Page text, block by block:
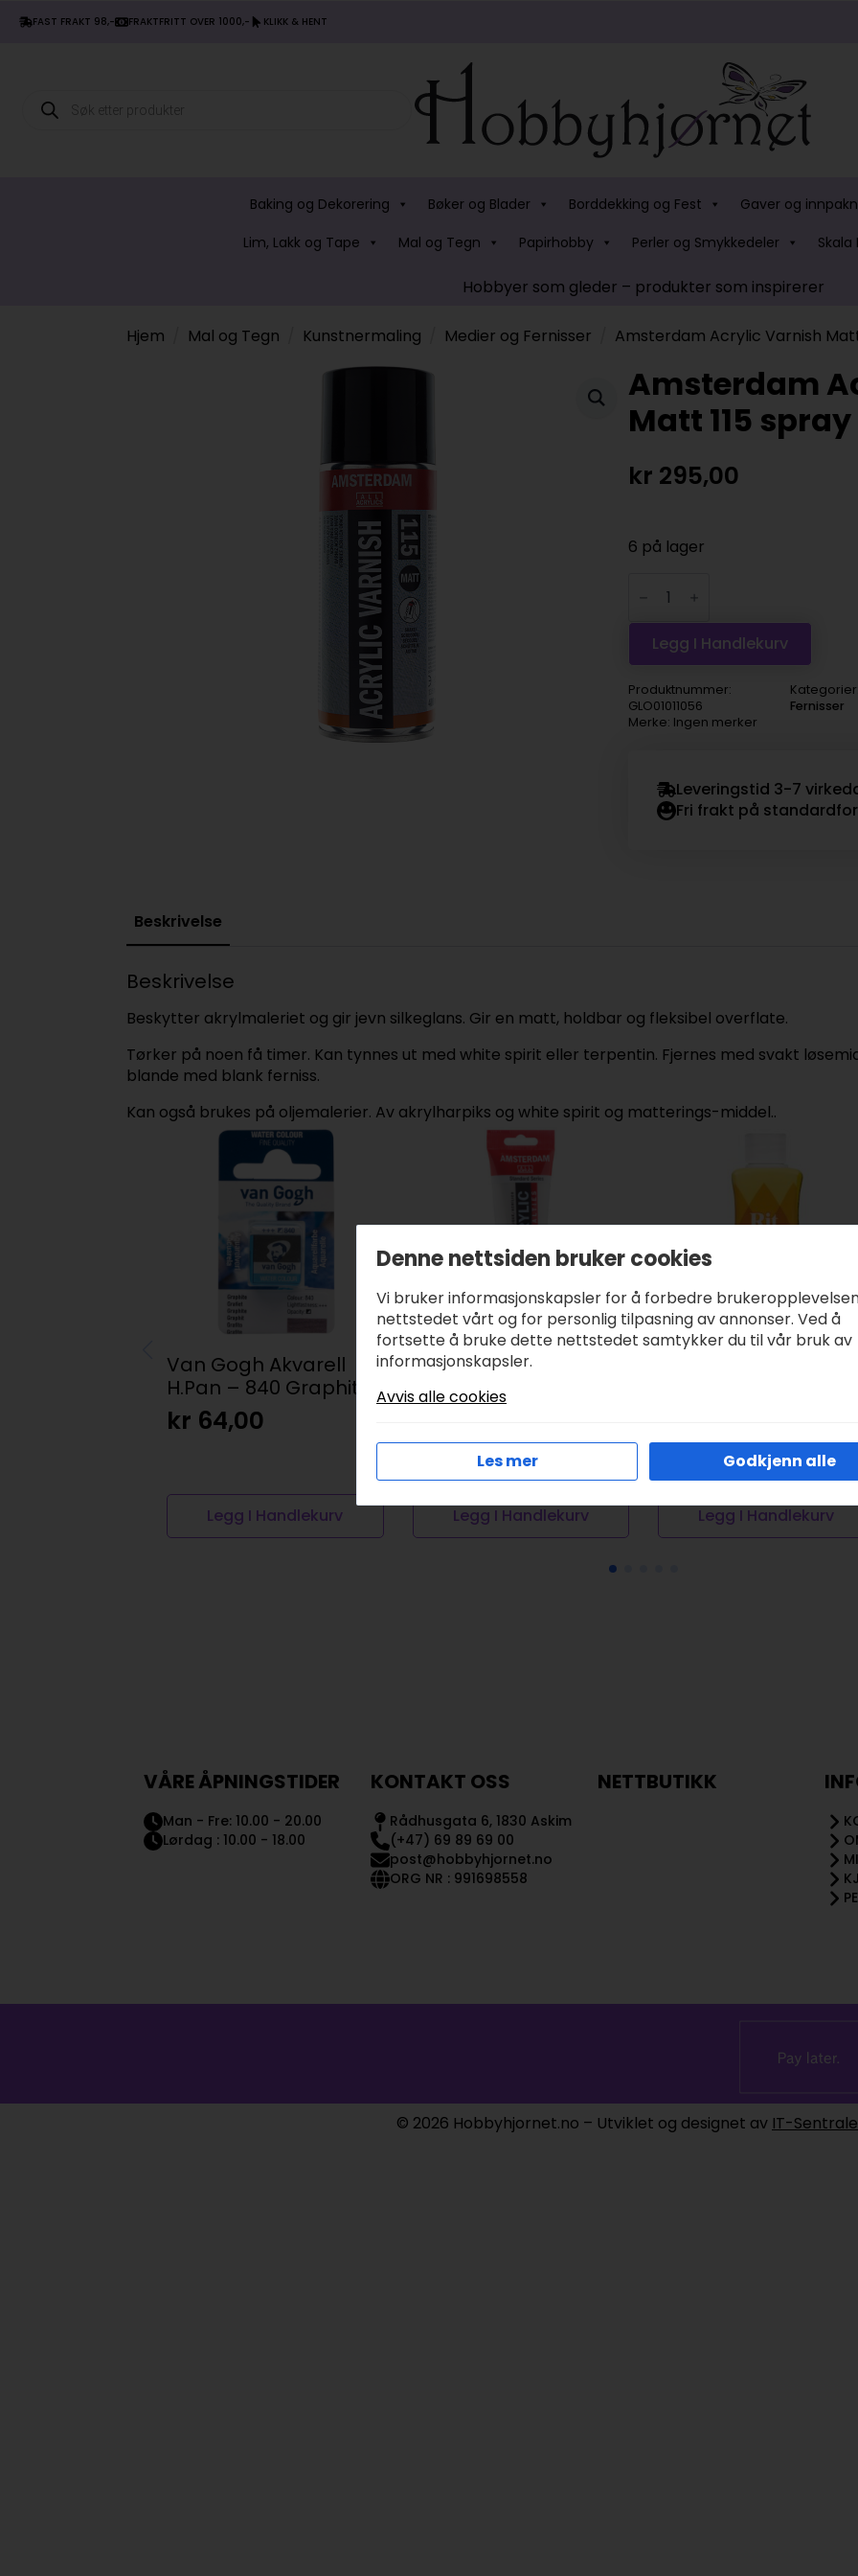
FAST FRAKT 98,- FRAKTFRITT OVER 1000,- KLIKK & HENT
Products
search
Baking og Dekorering Bøker og Blader Borddekking og Fest Gaver og
Lim, Lakk og Tape
Mal og Tegn Papirhobby Perler og Smykkedeler Skala
Hobbyer som gleder – produkter som inspirerer
Hjem Mal og Tegn Kunstnermaling Medier og Fernisser Amsterdam Acrylic Varnish
Amsterdam
Matt 115
kr 295,00
6 på lager
Acrylic
Varnish
Matt
spray
400ml
antall
Legg I Handlekurv
Produktnummer:
GLO01011056
Kategorier:
Fernisser
Merke: Ingen merker
Leveringstid 3-7
Fri frakt på
Beskrivelse
Beskrivelse
Beskytter akrylmaleriet og gir jevn silkeglans. Gir en matt, holdbar og fleksibel overflate.
Tørker på noen få timer. Kan tynnes ut med white spirit eller terpentin. Fjernes med svakt
blande med blank ferniss.
Kan også brukes på oljemalerier. Av akrylharpiks og white spirit og matterings-middel..
Van Gogh Akvarell
H.Pan – 840 Graphite
kr 64,00
Legg I Handlekurv
Amsterdam Standard
120ml, 817 pearl white
Legg I Handlekurv
114,00
Legg I Handlekurv
VÅRE ÅPNINGSTIDER
Man - Fre: 10.00 - 20.00
Lørdag : 10.00 - 18.00
KONTAKT OSS
Rådhusgata 6, 1830 Askim
(+47) 69 89 69 00
post@hobbyhjornet.no
ORG NR : 991698558
NETTBUTIKK
© 2026 Hobbyhjornet.no – Utviklet og designet av IT-
Denne nettsiden bruker cookies
Vi bruker informasjonskapsler for å forbedre
nettstedet vårt og for personlig tilpasning av annonser. Ved å
fortsette å bruke dette nettstedet samtykker du til vår bruk av
informasjonskapsler.
Avvis alle cookies
Les mer Godkjenn alle